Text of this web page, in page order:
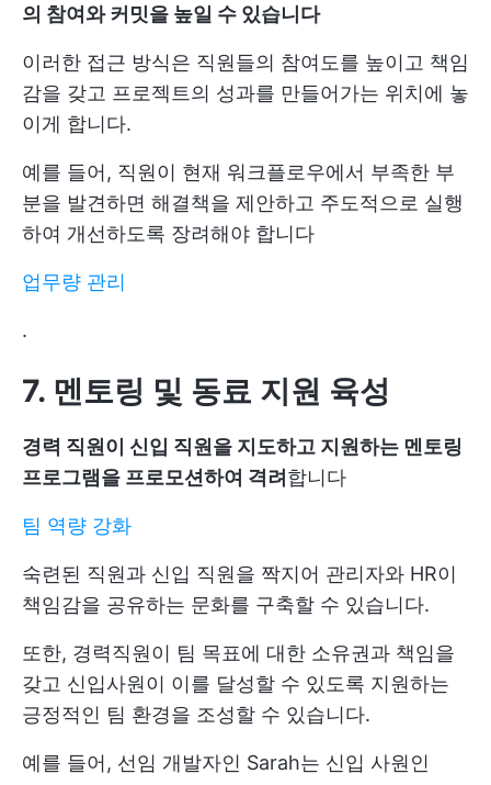
의 참여와 커밋을 높일 수 있습니다
이러한 접근 방식은 직원들의 참여도를 높이고 책임
감을 갖고 프로젝트의 성과를 만들어가는 위치에 놓
이게 합니다.
예를 들어, 직원이 현재 워크플로우에서 부족한 부
분을 발견하면 해결책을 제안하고 주도적으로 실행
하여 개선하도록 장려해야 합니다
업무량 관리
.
7. 멘토링 및 동료 지원 육성
경력 직원이 신입 직원을 지도하고 지원하는 멘토링
프로그램을 프로모션하여 격려 합니다
팀 역량 강화
숙련된 직원과 신입 직원을 짝지어 관리자와 HR이
책임감을 공유하는 문화를 구축할 수 있습니다.
또한, 경력직원이 팀 목표에 대한 소유권과 책임을
갖고 신입사원이 이를 달성할 수 있도록 지원하는
긍정적인 팀 환경을 조성할 수 있습니다.
예를 들어, 선임 개발자인 Sarah는 신입 사원인